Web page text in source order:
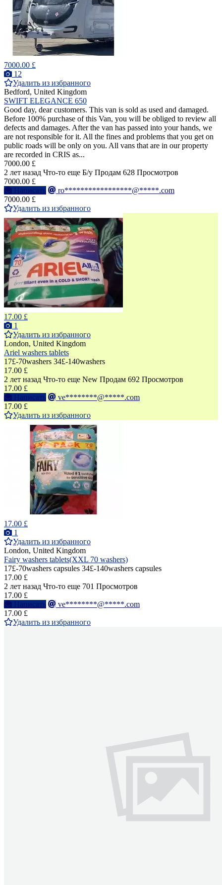
7000.00 £
12
Удалить из избранного
Bedford, United Kingdom
SWIFT ELEGANCE 650
Good day, dear customers. This van is sold as used and damaged.
Before 100% purchase of this Van, you will be obliged to review all
defects and damages. After the van has passed into your hands, we
are not responsible for it. All the fines and problems that you get on
public roads will be only on you. All vans that are in our property
are recorded in CRIS as...
7000.00 £
2 лет назад Что-то еще Б/у Продам 628 Просмотров
7000.00 £
Написать
ro*****************@*****.com
7000.00 £
Удалить из избранного
17.00 £
1
Удалить из избранного
London, United Kingdom
Ariel washers tablets
17£-70washers 34£-140washers
17.00 £
2 лет назад Что-то еще New Продам 692 Просмотров
17.00 £
Написать
ve********@*****.com
17.00 £
Удалить из избранного
17.00 £
1
Удалить из избранного
London, United Kingdom
Fairy washers tablets(XXL 70 washers)
17£-70washers capsules 34£-140washers capsules
17.00 £
2 лет назад Что-то еще 701 Просмотров
17.00 £
Написать
ve********@*****.com
17.00 £
Удалить из избранного